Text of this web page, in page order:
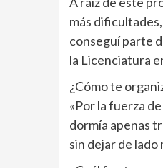
más
conseguí parte
la Licenciatura
¿Cómo te
«Por la fuerza
dormía apenas
sin dejar de lado